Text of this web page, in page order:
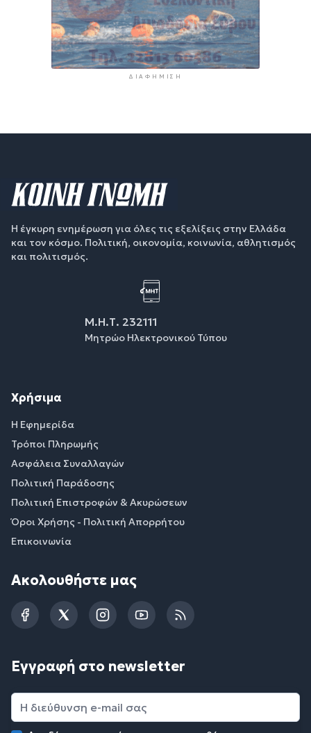
ΔΙΑΦΉΜΙΣΗ
Η έγκυρη ενημέρωση για όλες τις εξελίξεις στην Ελλάδα
και τον κόσμο. Πολιτική, οικονομία, κοινωνία, αθλητισμός
και πολιτισμός.
Μ.Η.Τ. 232111
Μητρώο Ηλεκτρονικού Τύπου
Χρήσιμα
Η Εφημερίδα
Τρόποι Πληρωμής
Ασφάλεια Συναλλαγών
Πολιτική Παράδοσης
Πολιτική Επιστροφών & Ακυρώσεων
Όροι Χρήσης - Πολιτική Απορρήτου
Επικοινωνία
Ακολουθήστε μας
FacebookTwitterInstagramYouTubeRSS
Εγγραφή στο newsletter